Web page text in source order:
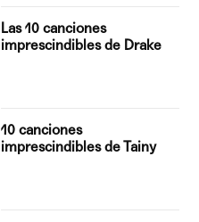
Las 10 canciones
imprescindibles de Drake
10 canciones
imprescindibles de Tainy